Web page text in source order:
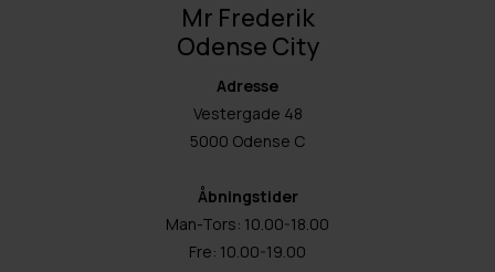
Mr Frederik
Odense City
Adresse
Vestergade 48
5000 Odense C
Åbningstider
Man-Tors: 10.00-18.00
Fre: 10.00-19.00